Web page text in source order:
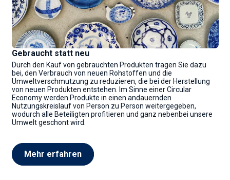
Gebraucht statt neu
Durch den Kauf von gebrauchten Produkten tragen Sie dazu
bei, den Verbrauch von neuen Rohstoffen und die
Umweltverschmutzung zu reduzieren, die bei der Herstellung
von neuen Produkten entstehen. Im Sinne einer Circular
Economy werden Produkte in einen andauernden
Nutzungskreislauf von Person zu Person weitergegeben,
wodurch alle Beteiligten profitieren und ganz nebenbei unsere
Umwelt geschont wird.
Mehr erfahren